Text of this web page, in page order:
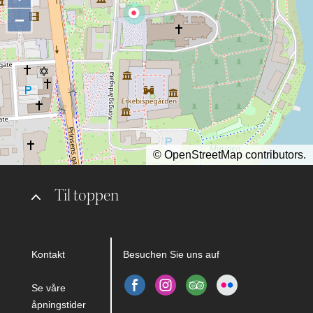
Til toppen
Kontakt
Se våre
åpningstider
Besuchen Sie uns auf
−
© OpenStreetMap contributors.